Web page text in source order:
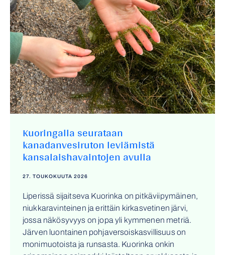
Kuoringalla seurataan
kanadanvesiruton leviämistä
kansalaishavaintojen avulla
27. TOUKOKUUTA 2026
Liperissä sijaitseva Kuorinka on pitkäviipymäinen,
niukkaravinteinen ja erittäin kirkasvetinen järvi,
jossa näkösyvyys on jopa yli kymmenen metriä.
Järven luontainen pohjaversoiskasvillisuus on
monimuotoista ja runsasta. Kuorinka onkin